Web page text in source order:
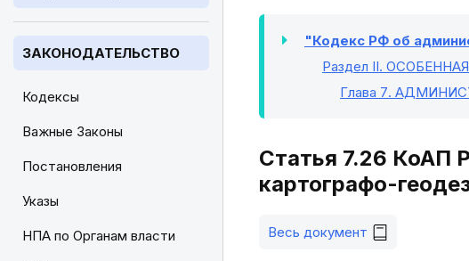
ЗАКОНОДАТЕЛЬСТВО
Кодексы
Важные Законы
Постановления
Указы
НПА по Органам власти
"Кодекс РФ об
Раздел II.
Глава 7.
Статья 7.26 КоАП
картографо-
Весь документ